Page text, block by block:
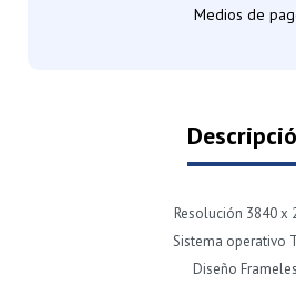
Medios de
Resolución 3840 x
Sistema operativo
Diseño